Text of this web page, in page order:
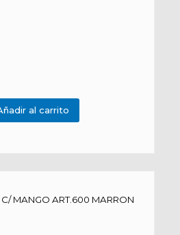
al carrito
C/ MANGO ART.600 MARRON